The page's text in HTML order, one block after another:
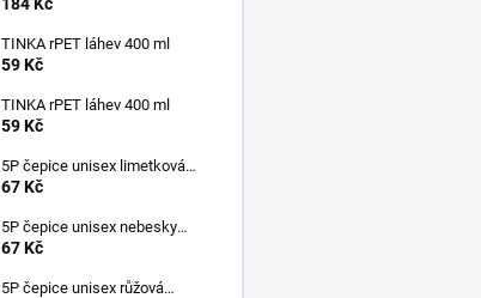
TINKA rPET láhev 400 ml
59 Kč
TINKA rPET láhev 400 ml
59 Kč
5P čepice unisex limetková
nastavitelná
67 Kč
5P čepice unisex nebesky
modrá nastavitelná
67 Kč
5P čepice unisex růžová